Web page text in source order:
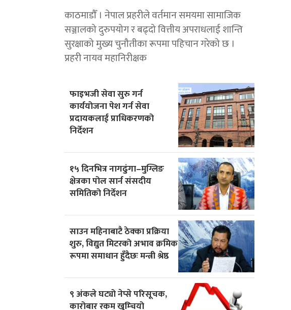
काठमाडाैँ । नेपाल प्रहरीले वर्तमान समयमा सामाजिक
सञ्जालको दुरुपयोग र बढ्दो वित्तीय अपराधलाई शान्ति
सुरक्षाको मुख्य चुनौतीका रूपमा पहिचान गरेको छ ।
प्रहरी नायव महानिरीक्षक
फाइभजी सेवा सुरु गर्न
कार्ययोजना पेश गर्न सेवा
प्रदायकलाई प्राधिकरणको
निर्देशन
१५ दिनभित्र नागढुंगा–मुग्लिङ
क्षेत्रका पोल सार्न संसदीय
समितिको निर्देशन
साउन महिनाबाटै ठेक्का प्रक्रिया
शुरु, विद्युत मिटरको अभाव क्रमिक
रूपमा समाधान हुँदैछः मन्त्री श्रेष्ठ
९ अंकले घट्यो नेप्से परिसूचक,
कारोबार रकम खुम्चियो